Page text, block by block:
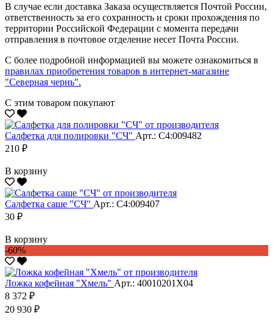
В случае если доставка Заказа осуществляется Почтой России,
ответственность за его сохранность и сроки прохождения по
территории Российской Федерации с момента передачи
отправления в почтовое отделение несет Почта России.
С более подробной информацией вы можете ознакомиться в
правилах приобретения товаров в интернет-магазине
"Северная чернь".
С этим товаром покупают
Салфетка для полировки "CЧ" Арт.: С4:009482
210 ₽
В корзину
Салфетка саше "CЧ" Арт.: С4:009407
30 ₽
В корзину
-60%
Ложка кофейная "Хмель" Арт.: 40010201Х04
8 372 ₽
20 930 ₽